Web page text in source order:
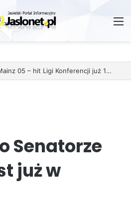
Lech Poznań kontra Mainz 05 – hit Ligi Konferencji już 11 grudnia
Senatorze
już w